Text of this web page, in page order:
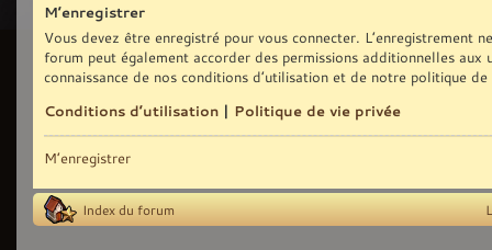
M’enregistrer
Vous devez être enregistré pour vous connecter. L’enregistrement
forum peut également accorder des permissions additionnelles
connaissance de nos conditions d’utilisation et de notre politique
Conditions d’utilisation | Politique de vie privée
M’enregistrer
Index du forum